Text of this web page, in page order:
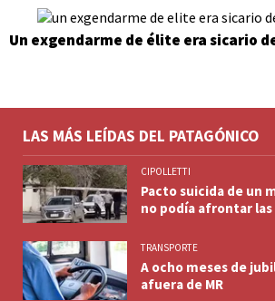
Un exgendarme de élite era sicario
LAS MÁS LEÍDAS DEL PATAGÓNICO
CIPOLLETTI
Pacto suicida de un
no podía afrontar las
TRANSPORTE
A ocho meses de
afuera de MR